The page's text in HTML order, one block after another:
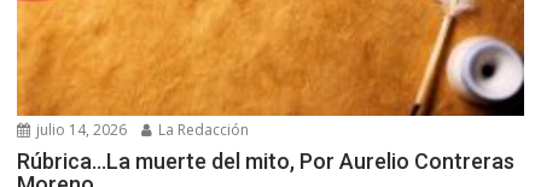
julio 14, 2026 La Redacción
Rúbrica…La muerte del mito, Por Aurelio Contreras